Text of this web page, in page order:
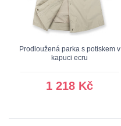
Prodloužená parka s potiskem v
kapuci ecru
1 218 Kč